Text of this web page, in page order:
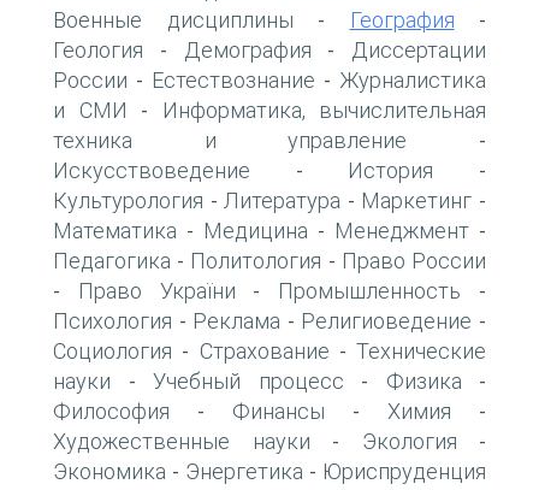
Военные дисциплины - География -
Геология - Демография -
Диссертации
России - Естествознание - Журналистика
и СМИ -
Информатика, вычислительная
техника и управление -
Искусствоведение - История -
Культурология - Литература - Маркетинг -
Математика - Медицина - Менеджмент -
Педагогика - Политология - Право России
- Право України - Промышленность -
Психология - Реклама - Религиоведение -
Социология - Страхование - Технические
науки - Учебный процесс - Физика -
Философия - Финансы - Химия -
Художественные науки - Экология -
Экономика - Энергетика - Юриспруденция